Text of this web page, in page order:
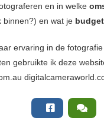
en in welke
binnen?) en wat je budget
ervaring in de
gebruikte ik deze